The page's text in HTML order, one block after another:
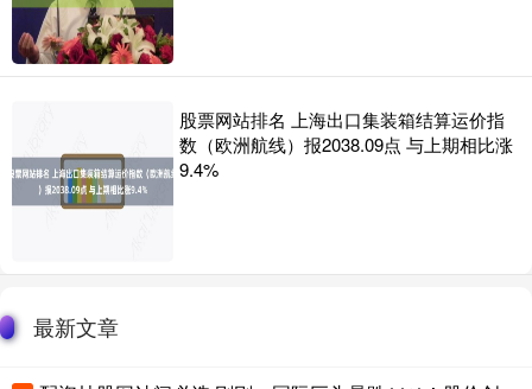
股票网站排名 上海出口集装箱结算运价指
数（欧洲航线）报2038.09点 与上期相比涨
9.4%
最新文章